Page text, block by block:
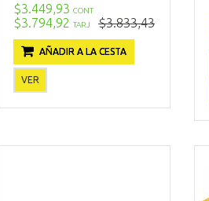
$3.449,93 CONT
$3.794,92 TARJ $3.833,43
AÑADIR A LA CESTA
VER